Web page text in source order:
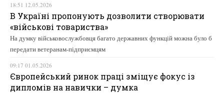
18:51 12.05.2026
В Україні пропонують дозволити створювати
«військові товариства»
На думку військовослужбовця багато державних функцій можна було б
передати ветеранам-підприємцям
09:17 01.05.2026
Європейський ринок праці зміщує фокус із
дипломів на навички – думка